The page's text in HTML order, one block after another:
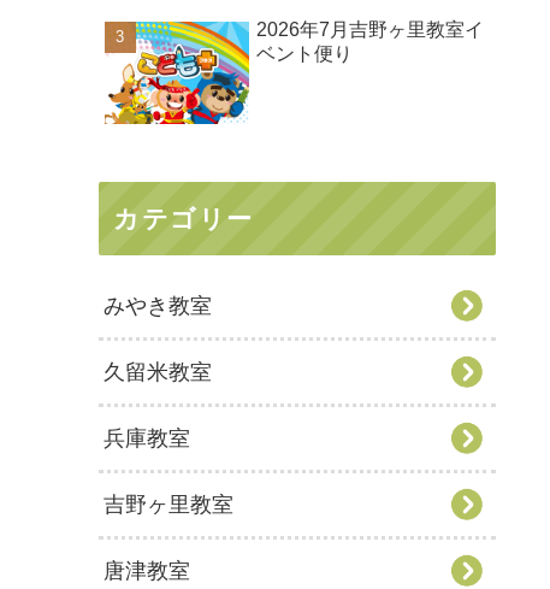
2026年7月吉野ヶ里教室イ
ベント便り
カテゴリー
みやき教室
久留米教室
兵庫教室
吉野ヶ里教室
唐津教室